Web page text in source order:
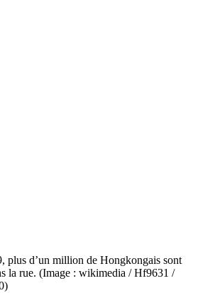
plus d’un million de Hongkongais sont
la rue. (Image : wikimedia / Hf9631 /